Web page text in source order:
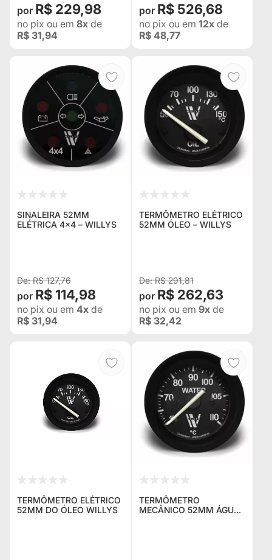
R$ 229,98
no pix ou em 8x de
R$ 31,94
R$ 526,68
no pix ou em 12x de
R$ 48,77
SINALEIRA 52MM
ELÉTRICA 4×4 – WILLYS
R$ 127,76
R$ 114,98
no pix ou em 4x de
R$ 31,94
TERMÔMETRO ELÉTRICO
52MM ÓLEO – WILLYS
R$ 291,81
R$ 262,63
no pix ou em 9x de
R$ 32,42
TERMÔMETRO ELÉTRICO
52MM DO ÓLEO WILLYS
TERMÔMETRO
MECÂNICO 52MM ÁGUA